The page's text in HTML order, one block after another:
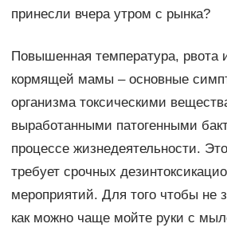
принесли вчера утром с рынка?
Повышенная температура, рвота
кормящей мамы – основные
организма токсическими
выработанными патогенными
процессе жизнедеятельности.
требует срочных
мероприятий. Для того чтобы не
как можно чаще мойте руки с